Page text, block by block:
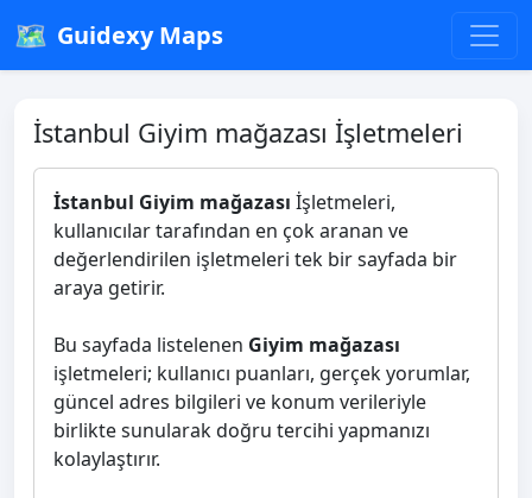
🗺️ Guidexy Maps
İstanbul Giyim mağazası İşletmeleri
İstanbul Giyim mağazası İşletmeleri,
kullanıcılar tarafından en çok aranan ve
değerlendirilen işletmeleri tek bir sayfada bir
araya getirir.
Bu sayfada listelenen Giyim mağazası
işletmeleri; kullanıcı puanları, gerçek yorumlar,
güncel adres bilgileri ve konum verileriyle
birlikte sunularak doğru tercihi yapmanızı
kolaylaştırır.